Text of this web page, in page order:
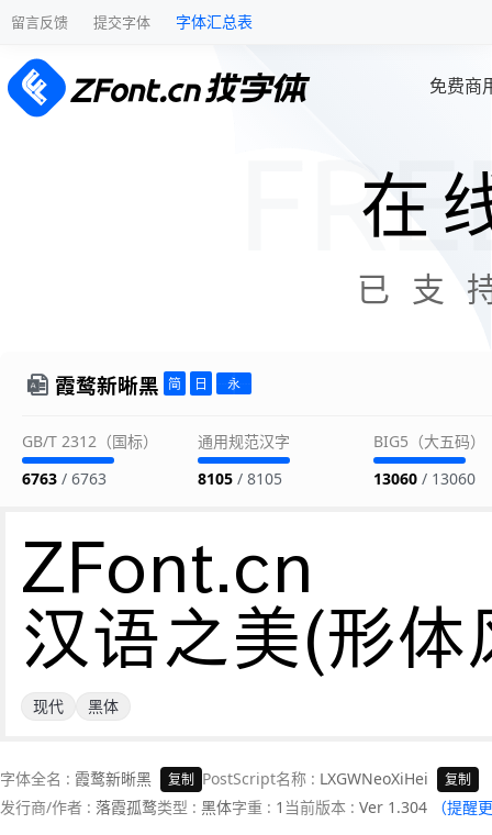
留言反馈 提交字体 字体汇总表
免费商
在
已支
霞鹜新晰黑
GB/T 2312（国标）
6763 / 6763
通用规范汉字
8105 / 8105
BIG5（大五码）
13060 / 13060
ZFont.cn
汉语之美(形体
现代 黑体
字体全名 : 霞鹜新晰黑 复制 PostScript名称 : LXGWNeoXiHei 复制
发行商/作者 : 落霞孤鹜类型 : 黑体字重 : 1 当前版本 : Ver 1.304 （提醒